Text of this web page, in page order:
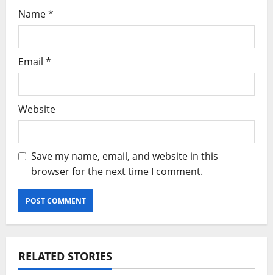
Name*
Email *
Website
Save my name, email, and website in this
browser for the next time I comment.
RELATED STORIES